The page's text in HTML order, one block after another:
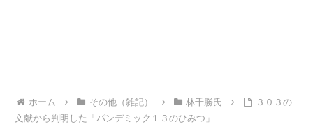
ホーム その他（雑記） 林千勝氏
３０３の
文献から判明した「パンデミック１３のひみつ」